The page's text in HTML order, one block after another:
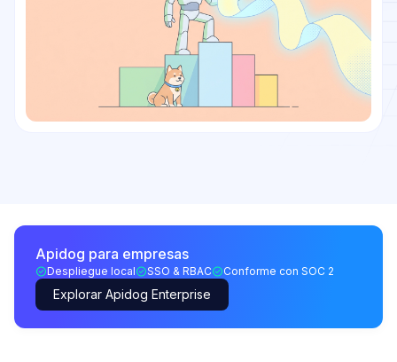
Apidog para empresas
Despliegue local SSO & RBAC Conforme con SOC 2
Explorar Apidog Enterprise